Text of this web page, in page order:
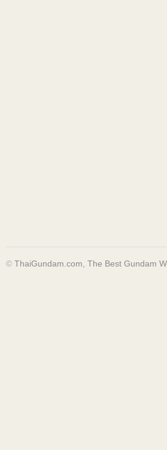
© ThaiGundam.com, The Best Gundam